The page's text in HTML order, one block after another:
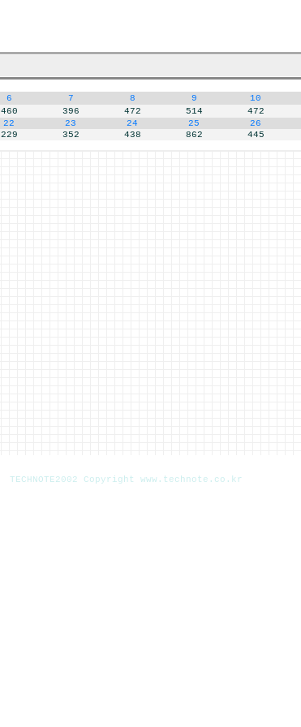
6 7 8 9 10
460 396 472 514 472
22 23 24 25 26
229 352 438 862 445
TECHNOTE2002 Copyright www.technote.co.kr